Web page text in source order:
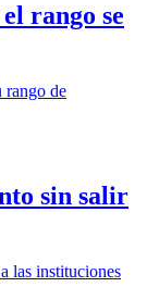
rango se
sin salir